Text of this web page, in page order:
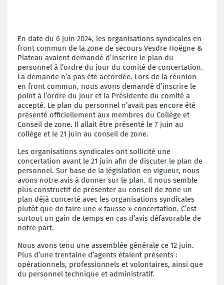
En date du 6 juin 2024, les organisations syndicales en
front commun de la zone de secours Vesdre Hoëgne &
Plateau avaient demandé d’inscrire le plan du
personnel à l’ordre du jour du comité de concertation.
La demande n’a pas été accordée. Lors de la réunion
en front commun, nous avons demandé d’inscrire le
point à l’ordre du jour et la Présidente du comité a
accepté. Le plan du personnel n’avait pas encore été
présenté officiellement aux membres du Collège et
Conseil de zone. Il allait être présenté le 7 juin au
collège et le 21 juin au conseil de zone.
Les organisations syndicales ont sollicité une
concertation avant le 21 juin afin de discuter le plan de
personnel. Sur base de la législation en vigueur, nous
avons notre avis à donner sur le plan. Il nous semble
plus constructif de présenter au conseil de zone un
plan déjà concerté avec les organisations syndicales
plutôt que de faire une « fausse » concertation. C’est
surtout un gain de temps en cas d’avis défavorable de
notre part.
Nous avons tenu une assemblée générale ce 12 juin.
Plus d’une trentaine d’agents étaient présents :
opérationnels, professionnels et volontaires, ainsi que
du personnel technique et administratif.